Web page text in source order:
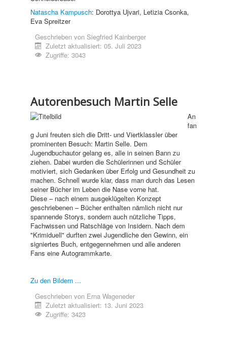
Natascha Kampusch: Dorottya Ujvari, Letizia Csonka,
Eva Spreitzer
Geschrieben von Siegfried Kainberger
Zuletzt aktualisiert: 05. Juli 2023
Zugriffe: 3043
Autorenbesuch Martin Selle
An
fan
g Juni freuten sich die Dritt- und Viertklassler über
prominenten Besuch: Martin Selle. Dem
Jugendbuchautor gelang es, alle in seinen Bann zu
ziehen. Dabei wurden die Schülerinnen und Schüler
motiviert, sich Gedanken über Erfolg und Gesundheit zu
machen. Schnell wurde klar, dass man durch das Lesen
seiner Bücher im Leben die Nase vorne hat.
Diese – nach einem ausgeklügelten Konzept
geschriebenen – Bücher enthalten nämlich nicht nur
spannende Storys, sondern auch nützliche Tipps,
Fachwissen und Ratschläge von Insidern. Nach dem
"Krimiduell" durften zwei Jugendliche den Gewinn, ein
signiertes Buch, entgegennehmen und alle anderen
Fans eine Autogrammkarte.
Zu den Bildern ...
Geschrieben von Erna Wageneder
Zuletzt aktualisiert: 13. Juni 2023
Zugriffe: 3423